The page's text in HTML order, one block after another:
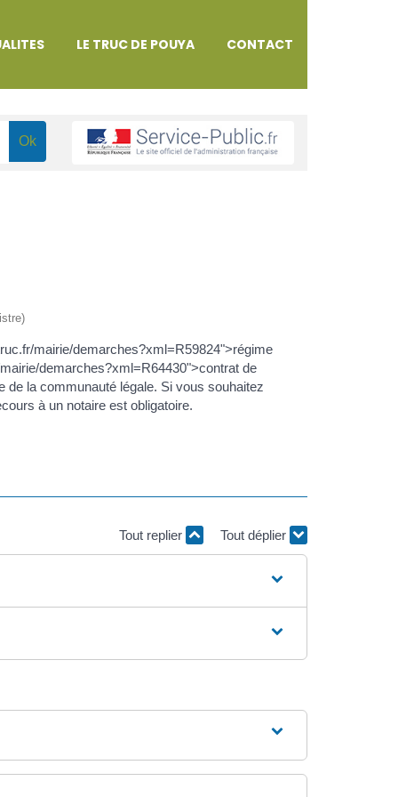
LE TRUC DE POUYA CONTACT
mairie/demarches?xml=R59824">régime
demarches?xml=R64430">contrat de
la communauté légale. Si vous souhaitez
à un notaire est obligatoire.
Tout replier Tout déplier